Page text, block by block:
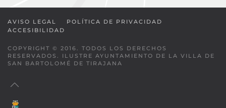
AVISO LEGAL
POLÍTICA DE PRIVACIDAD
ACCESIBILIDAD
COPYRIGHT © 2016. TODOS LOS DERECHOS
RESERVADOS. ILUSTRE AYUNTAMIENTO DE LA VILLA DE
SAN BARTOLOMÉ DE TIRAJANA